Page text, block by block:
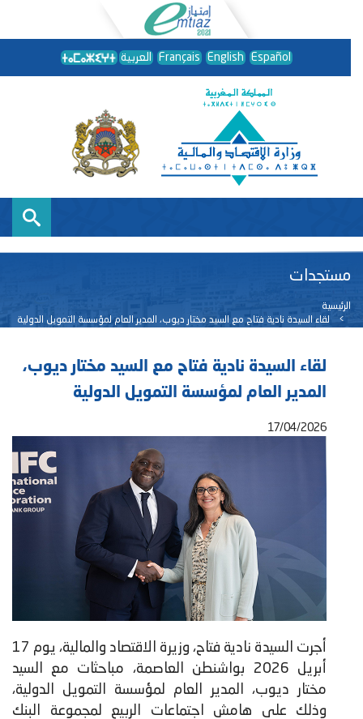
العربية Français English Español
مستجدات
الرئيسية
لقاء السيدة نادية فتاح مع السيد مختار ديوب، المدير العام لمؤسسة التمويل الدولية
لقاء السيدة نادية فتاح مع السيد مختار ديوب،
المدير العام لمؤسسة التمويل الدولية
17/04/2026
أجرت السيدة نادية فتاح، وزيرة الاقتصاد والمالية، يوم 17
أبريل 2026 بواشنطن العاصمة، مباحثات مع السيد
مختار ديوب، المدير العام لمؤسسة التمويل الدولية،
وذلك على هامش اجتماعات الربيع لمجموعة البنك